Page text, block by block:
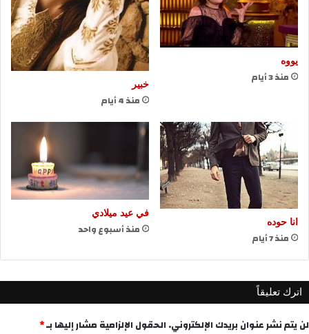
يووه
منذ 3 أيام خبير
منذ 4 أيام
انا حوده
منذ 7 أيام
في عيد ميلادي
منذ أسبوع واحد
اترك تعليقاً
لن يتم نشر عنوان بريدك الإلكتروني. الحقول الإلزامية مشار إليها بـ*